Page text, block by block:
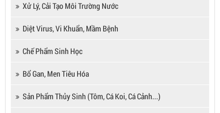
Xử Lý, Cải Tạo Môi Trường Nước
Diệt Virus, Vi Khuẩn, Mầm Bệnh
Chế Phẩm Sinh Học
Bổ Gan, Men Tiêu Hóa
Sản Phẩm Thủy Sinh (tôm, Cá Koi, Cá Cảnh...)